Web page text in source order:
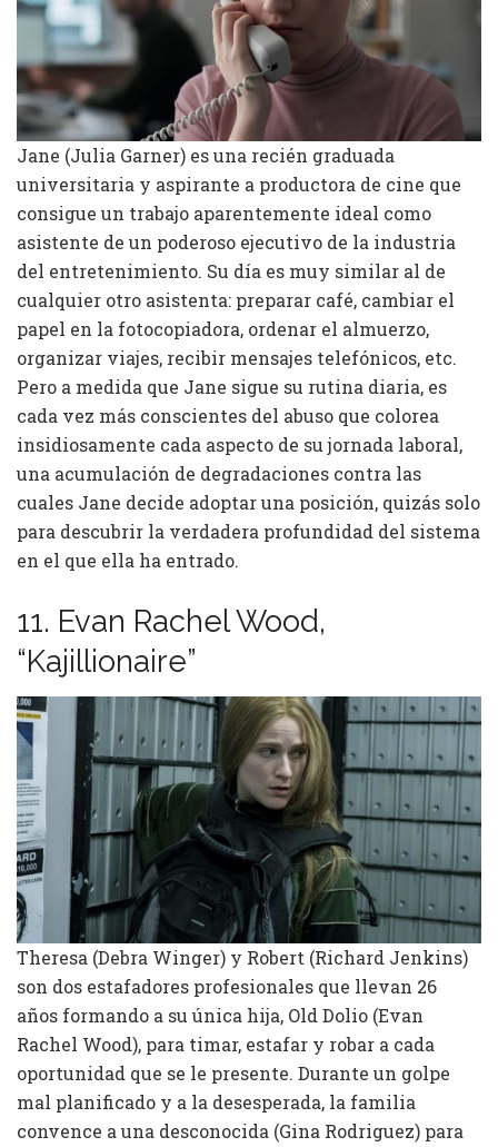
Jane (Julia Garner) es una recién graduada
universitaria y aspirante a productora de cine que
consigue un trabajo aparentemente ideal como
asistente de un poderoso ejecutivo de la industria
del entretenimiento. Su día es muy similar al de
cualquier otro asistenta: preparar café, cambiar el
papel en la fotocopiadora, ordenar el almuerzo,
organizar viajes, recibir mensajes telefónicos, etc.
Pero a medida que Jane sigue su rutina diaria, es
cada vez más conscientes del abuso que colorea
insidiosamente cada aspecto de su jornada laboral,
una acumulación de degradaciones contra las
cuales Jane decide adoptar una posición, quizás solo
para descubrir la verdadera profundidad del sistema
en el que ella ha entrado.
11. Evan Rachel Wood,
“Kajillionaire”
Theresa (Debra Winger) y Robert (Richard Jenkins)
son dos estafadores profesionales que llevan 26
años formando a su única hija, Old Dolio (Evan
Rachel Wood), para timar, estafar y robar a cada
oportunidad que se le presente. Durante un golpe
mal planificado y a la desesperada, la familia
convence a una desconocida (Gina Rodriguez) para